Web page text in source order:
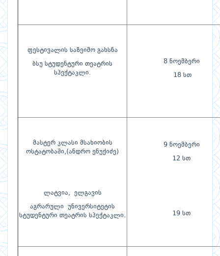
ფესტივალის საზეიმო გახსნა
ბსუ სტუდენტური თეატრის
სპექტაკლი.
8 ნოემბერი
18 სთ
მასტერ კლასი მსახიობის
ოსტატობაში,(ანდრო ენუქიძე)
ლატვია, ელგავის
აგრარული უნივერსიტეტის
სტუდენტური თეატრის სპექტაკლი.
9 ნოემბერი
12 სთ
19 სთ